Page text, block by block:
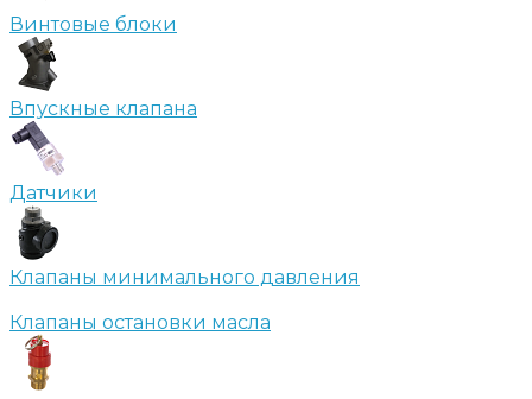
Винтовые блоки
Впускные клапана
Датчики
Клапаны минимального давления
Клапаны остановки масла